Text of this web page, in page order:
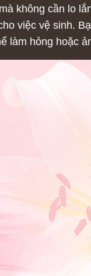
không cần lo
việc vệ sinh.
làm hỏng hoặc